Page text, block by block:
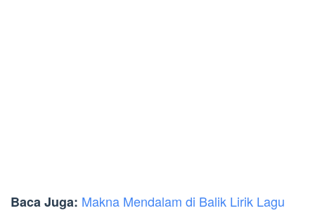
Baca Juga: Makna Mendalam di Balik Lirik Lagu